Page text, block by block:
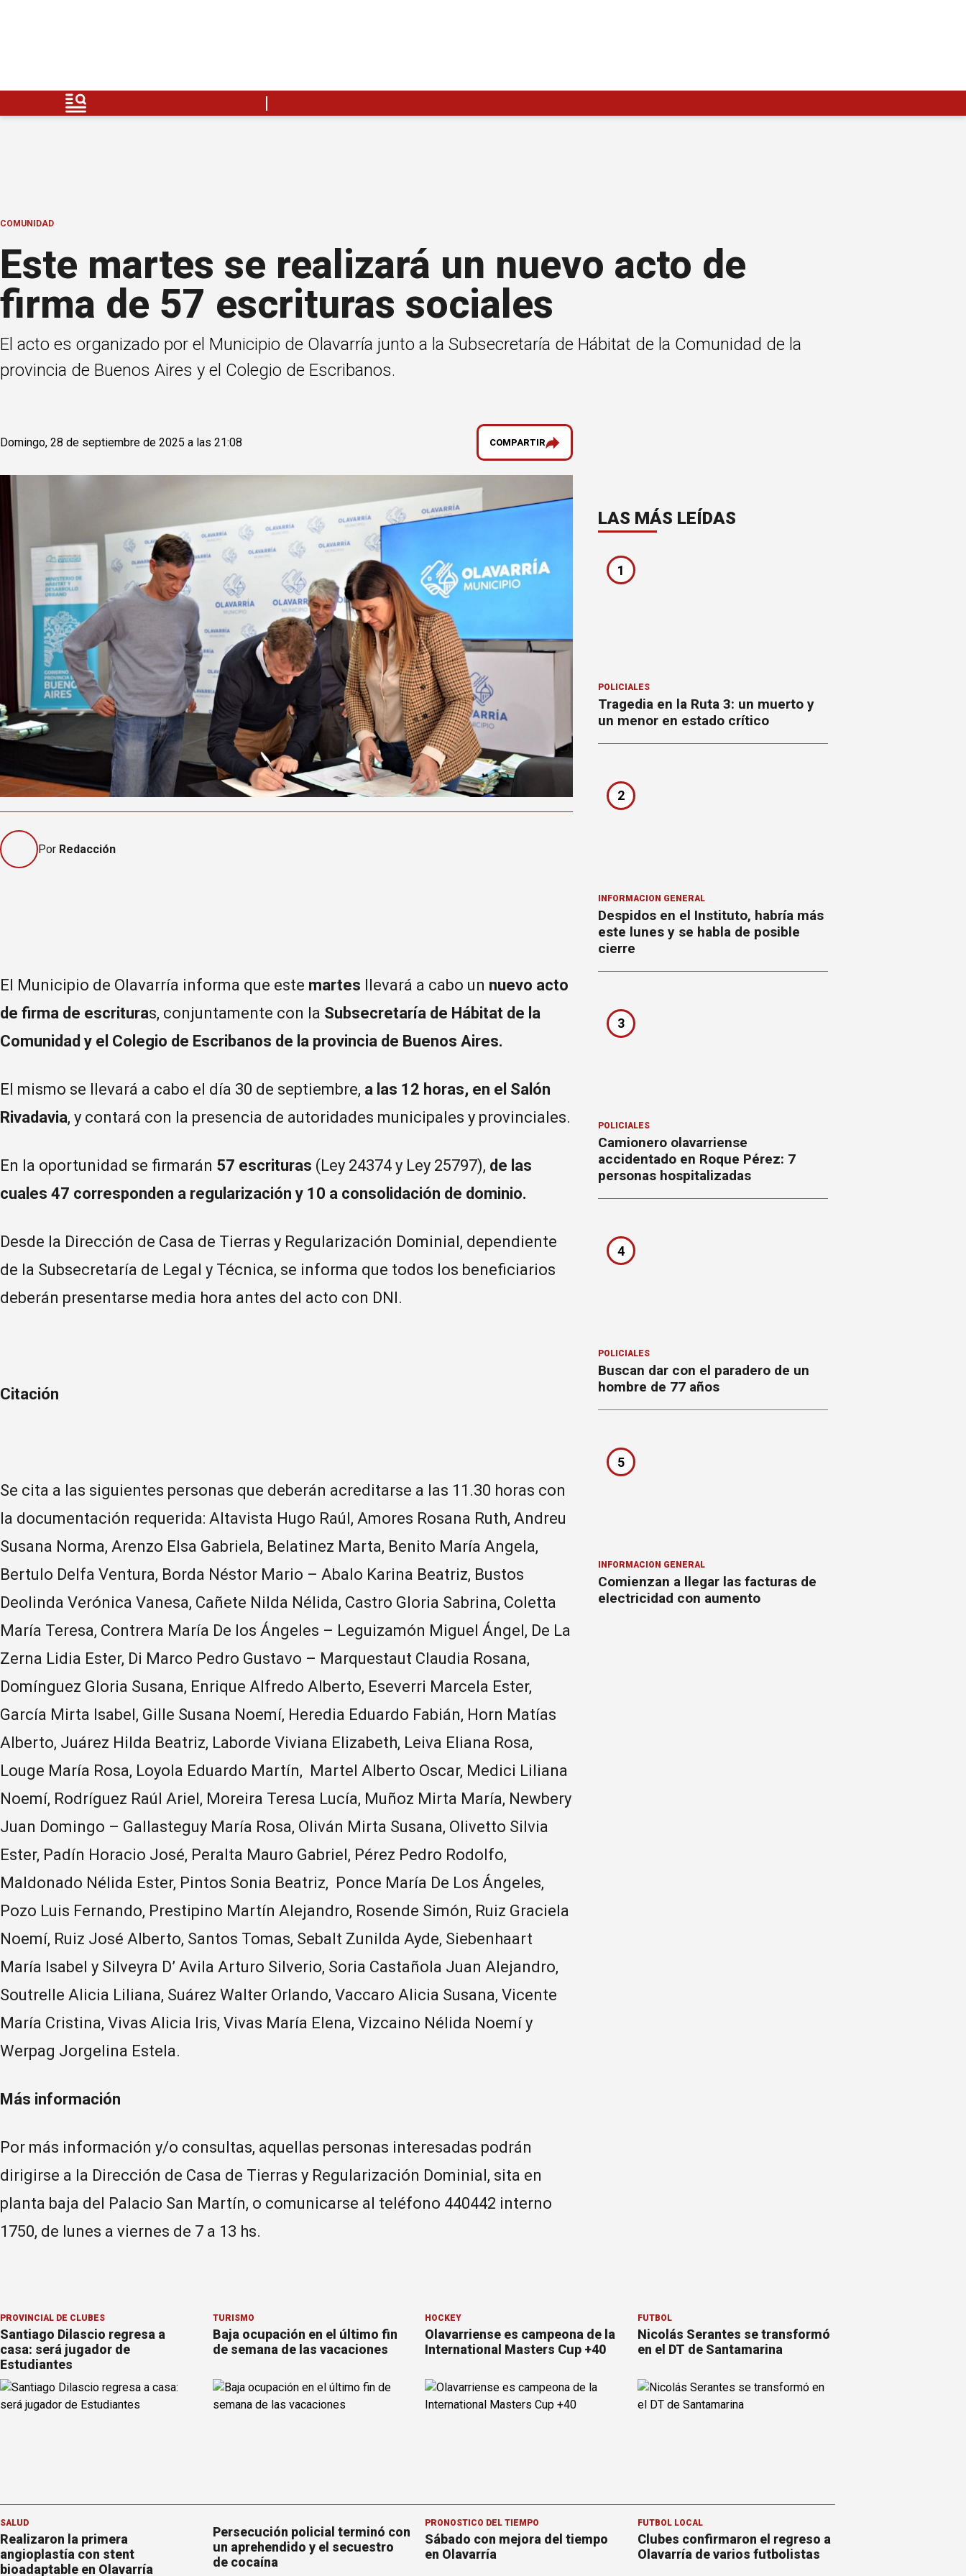
COMUNIDAD
Este martes se realizará un nuevo acto de
firma de 57 escrituras sociales
El acto es organizado por el Municipio de Olavarría junto a la Subsecretaría de Hábitat de la Comunidad de la
provincia de Buenos Aires y el Colegio de Escribanos.
Domingo, 28 de septiembre de 2025 a las 21:08 COMPARTIR
Por Redacción
El Municipio de Olavarría informa que este martes llevará a cabo un nuevo acto
de firma de escrituras, conjuntamente con la Subsecretaría de Hábitat de la
Comunidad y el Colegio de Escribanos de la provincia de Buenos Aires.
El mismo se llevará a cabo el día 30 de septiembre, a las 12 horas, en el Salón
Rivadavia, y contará con la presencia de autoridades municipales y provinciales.
En la oportunidad se firmarán 57 escrituras (Ley 24374 y Ley 25797), de las
cuales 47 corresponden a regularización y 10 a consolidación de dominio.
Desde la Dirección de Casa de Tierras y Regularización Dominial, dependiente
de la Subsecretaría de Legal y Técnica, se informa que todos los beneficiarios
deberán presentarse media hora antes del acto con DNI.
Citación
Se cita a las siguientes personas que deberán acreditarse a las 11.30 horas con
la documentación requerida: Altavista Hugo Raúl, Amores Rosana Ruth, Andreu
Susana Norma, Arenzo Elsa Gabriela, Belatinez Marta, Benito María Angela,
Bertulo Delfa Ventura, Borda Néstor Mario – Abalo Karina Beatriz, Bustos
Deolinda Verónica Vanesa, Cañete Nilda Nélida, Castro Gloria Sabrina, Coletta
María Teresa, Contrera María De los Ángeles – Leguizamón Miguel Ángel, De La
Zerna Lidia Ester, Di Marco Pedro Gustavo – Marquestaut Claudia Rosana,
Domínguez Gloria Susana, Enrique Alfredo Alberto, Eseverri Marcela Ester,
García Mirta Isabel, Gille Susana Noemí, Heredia Eduardo Fabián, Horn Matías
Alberto, Juárez Hilda Beatriz, Laborde Viviana Elizabeth, Leiva Eliana Rosa,
Louge María Rosa, Loyola Eduardo Martín, Martel Alberto Oscar, Medici Liliana
Noemí, Rodríguez Raúl Ariel, Moreira Teresa Lucía, Muñoz Mirta María, Newbery
Juan Domingo – Gallasteguy María Rosa, Oliván Mirta Susana, Olivetto Silvia
Ester, Padín Horacio José, Peralta Mauro Gabriel, Pérez Pedro Rodolfo,
Maldonado Nélida Ester, Pintos Sonia Beatriz, Ponce María De Los Ángeles,
Pozo Luis Fernando, Prestipino Martín Alejandro, Rosende Simón, Ruiz Graciela
Noemí, Ruiz José Alberto, Santos Tomas, Sebalt Zunilda Ayde, Siebenhaart
María Isabel y Silveyra D’ Avila Arturo Silverio, Soria Castañola Juan Alejandro,
Soutrelle Alicia Liliana, Suárez Walter Orlando, Vaccaro Alicia Susana, Vicente
María Cristina, Vivas Alicia Iris, Vivas María Elena, Vizcaino Nélida Noemí y
Werpag Jorgelina Estela.
Más información
Por más información y/o consultas, aquellas personas interesadas podrán
dirigirse a la Dirección de Casa de Tierras y Regularización Dominial, sita en
planta baja del Palacio San Martín, o comunicarse al teléfono 440442 interno
1750, de lunes a viernes de 7 a 13 hs.
LAS MÁS LEÍDAS
1
POLICIALES
Tragedia en la Ruta 3: un muerto y
un menor en estado crítico
2
INFORMACION GENERAL
Despidos en el Instituto, habría más
este lunes y se habla de posible
cierre
3
POLICIALES
Camionero olavarriense
accidentado en Roque Pérez: 7
personas hospitalizadas
4
POLICIALES
Buscan dar con el paradero de un
hombre de 77 años
5
INFORMACION GENERAL
Comienzan a llegar las facturas de
electricidad con aumento
PROVINCIAL DE CLUBES
Santiago Dilascio regresa a
casa: será jugador de
Estudiantes
TURISMO
Baja ocupación en el último fin
de semana de las vacaciones
HOCKEY
Olavarriense es campeona de la
International Masters Cup +40
FÚTBOL
Nicolás Serantes se transformó
en el DT de Santamarina
SALUD
Realizaron la primera
angioplastía con stent
bioadaptable en Olavarría
Persecución policial terminó con
un aprehendido y el secuestro
de cocaína
PRONOSTICO DEL TIEMPO
Sábado con mejora del tiempo
en Olavarría
FÚTBOL LOCAL
Clubes confirmaron el regreso a
Olavarría de varios futbolistas